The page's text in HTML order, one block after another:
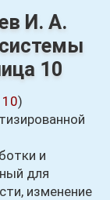
И. А.
10
10)
и
для
изменение